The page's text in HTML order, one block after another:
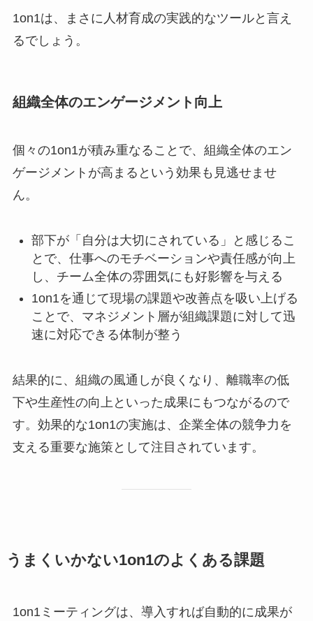
1on1は、まさに人材育成の実践的なツールと言え
るでしょう。
組織全体のエンゲージメント向上
個々の1on1が積み重なることで、組織全体のエン
ゲージメントが高まるという効果も見逃せませ
ん。
部下が「自分は大切にされている」と感じるこ
とで、仕事へのモチベーションや責任感が向上
し、チーム全体の雰囲気にも好影響を与える
1on1を通じて現場の課題や改善点を吸い上げる
ことで、マネジメント層が組織課題に対して迅
速に対応できる体制が整う
結果的に、組織の風通しが良くなり、離職率の低
下や生産性の向上といった成果にもつながるので
す。効果的な1on1の実施は、企業全体の競争力を
支える重要な施策として注目されています。
うまくいかない1on1のよくある課題
1on1ミーティングは、導入すれば自動的に成果が